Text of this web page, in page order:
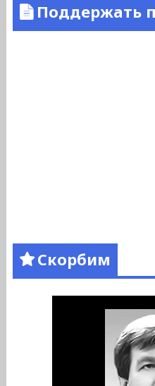
Поддержать
Скорбим